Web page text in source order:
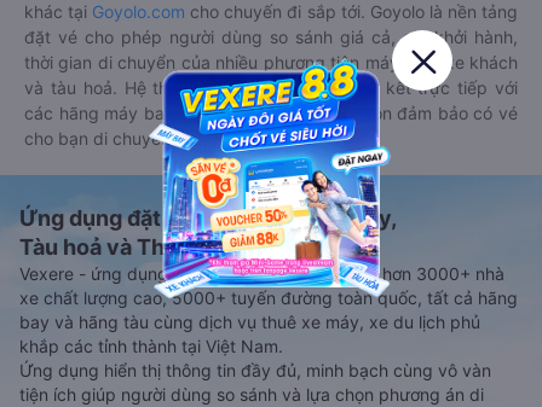
khác tại Goyolo.com cho chuyến đi sắp tới. Goyolo là nền tảng
đặt vé cho phép người dùng so sánh giá cả, giờ khởi hành,
thời gian di chuyển của nhiều phương tiện máy bay, xe khách
và tàu hoả. Hệ thống của Goyolo được liên kết trực tiếp với
các hãng máy bay, xe khách và tàu hoả, luôn đảm bảo có vé
cho bạn di chuyển.
Ứng dụng đặt vé Xe khách, Máy bay,
Tàu hoả và Thuê xe
Vexere - ứng dụng đặt vé đa phương tiện với hơn 3000+ nhà
xe chất lượng cao, 5000+ tuyến đường toàn quốc, tất cả hãng
bay và hãng tàu cùng dịch vụ thuê xe máy, xe du lịch phủ
khắp các tỉnh thành tại Việt Nam.
Ứng dụng hiển thị thông tin đầy đủ, minh bạch cùng vô vàn
tiện ích giúp người dùng so sánh và lựa chọn phương án di